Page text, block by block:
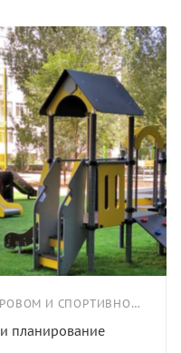
ИНФОРМАЦИЯ ОБ УЛИЧНОМ ИГРОВОМ И СПОРТИВНОМ ОБОРУДОВАНИИ
планирование